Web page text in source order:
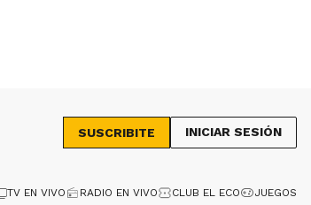
SUSCRIBITE INICIAR SESIÓN
TV EN VIVO RADIO EN VIVO CLUB EL ECO JUEGOS